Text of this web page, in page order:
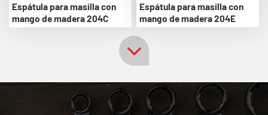
Espátula para masilla con
mango de madera 204C
Espátula para masilla con
mango de madera 204E